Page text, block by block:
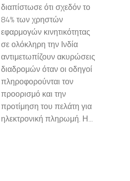
διαπίστωσε ότι σχεδόν το
84% των χρηστών
εφαρμογών κινητικότητας
σε ολόκληρη την Ινδία
αντιμετωπίζουν ακυρώσεις
διαδρομών όταν οι οδηγοί
πληροφορούνται τον
προορισμό και την
προτίμηση του πελάτη για
ηλεκτρονική πληρωμή. Η...